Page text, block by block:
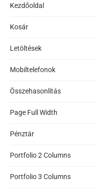
Kezdőoldal
Kosár
Letöltések
Mobiltelefonok
Összehasonlítás
Page Full Width
Pénztár
Portfolio 2 Columns
Portfolio 3 Columns